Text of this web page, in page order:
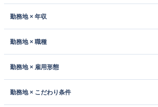
勤務地 × 年収
勤務地 × 職種
勤務地 × 雇用形態
勤務地 × こだわり条件